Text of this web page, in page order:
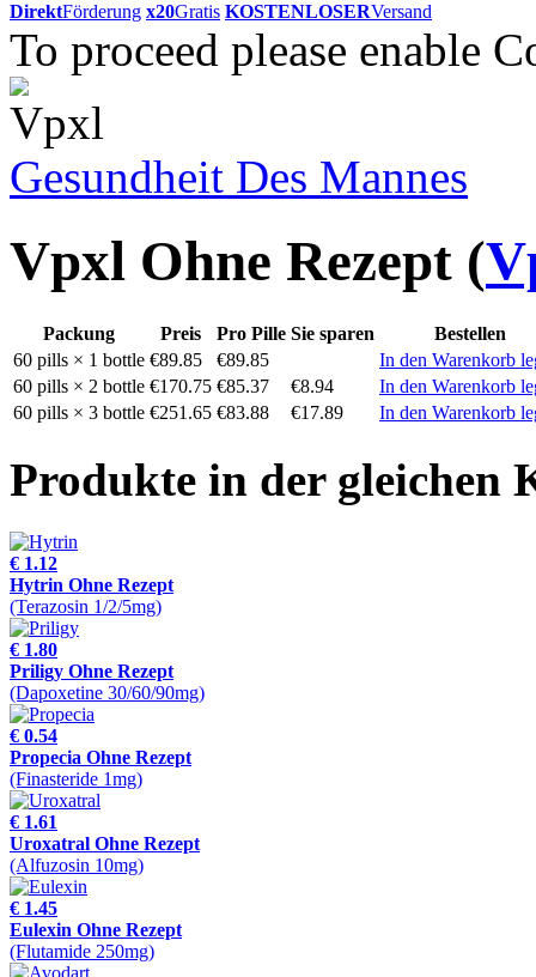
DirektFörderung x20Gratis KOSTENLOSERVersand
To proceed please enable
Gesundheit Des Mannes
Vpxl Ohne Rezept (
Packung Preis Pro Pille Sie sparen
Bestellen
60 pills × 1 bottle €89.85 €89.85
In den Warenkorb
60 pills × 2 bottle €170.75 €85.37 €8.94
In den Warenkorb
60 pills × 3 bottle €251.65 €83.88 €17.89 In den Warenkorb
Produkte in der gleichen
€ 1.12
Hytrin Ohne Rezept
(Terazosin 1/2/5mg)
€ 1.80
Priligy Ohne Rezept
(Dapoxetine 30/60/90mg)
€ 0.54
Propecia Ohne Rezept
(Finasteride 1mg)
€ 1.61
Uroxatral Ohne Rezept
(Alfuzosin 10mg)
€ 1.45
Eulexin Ohne Rezept
(Flutamide 250mg)